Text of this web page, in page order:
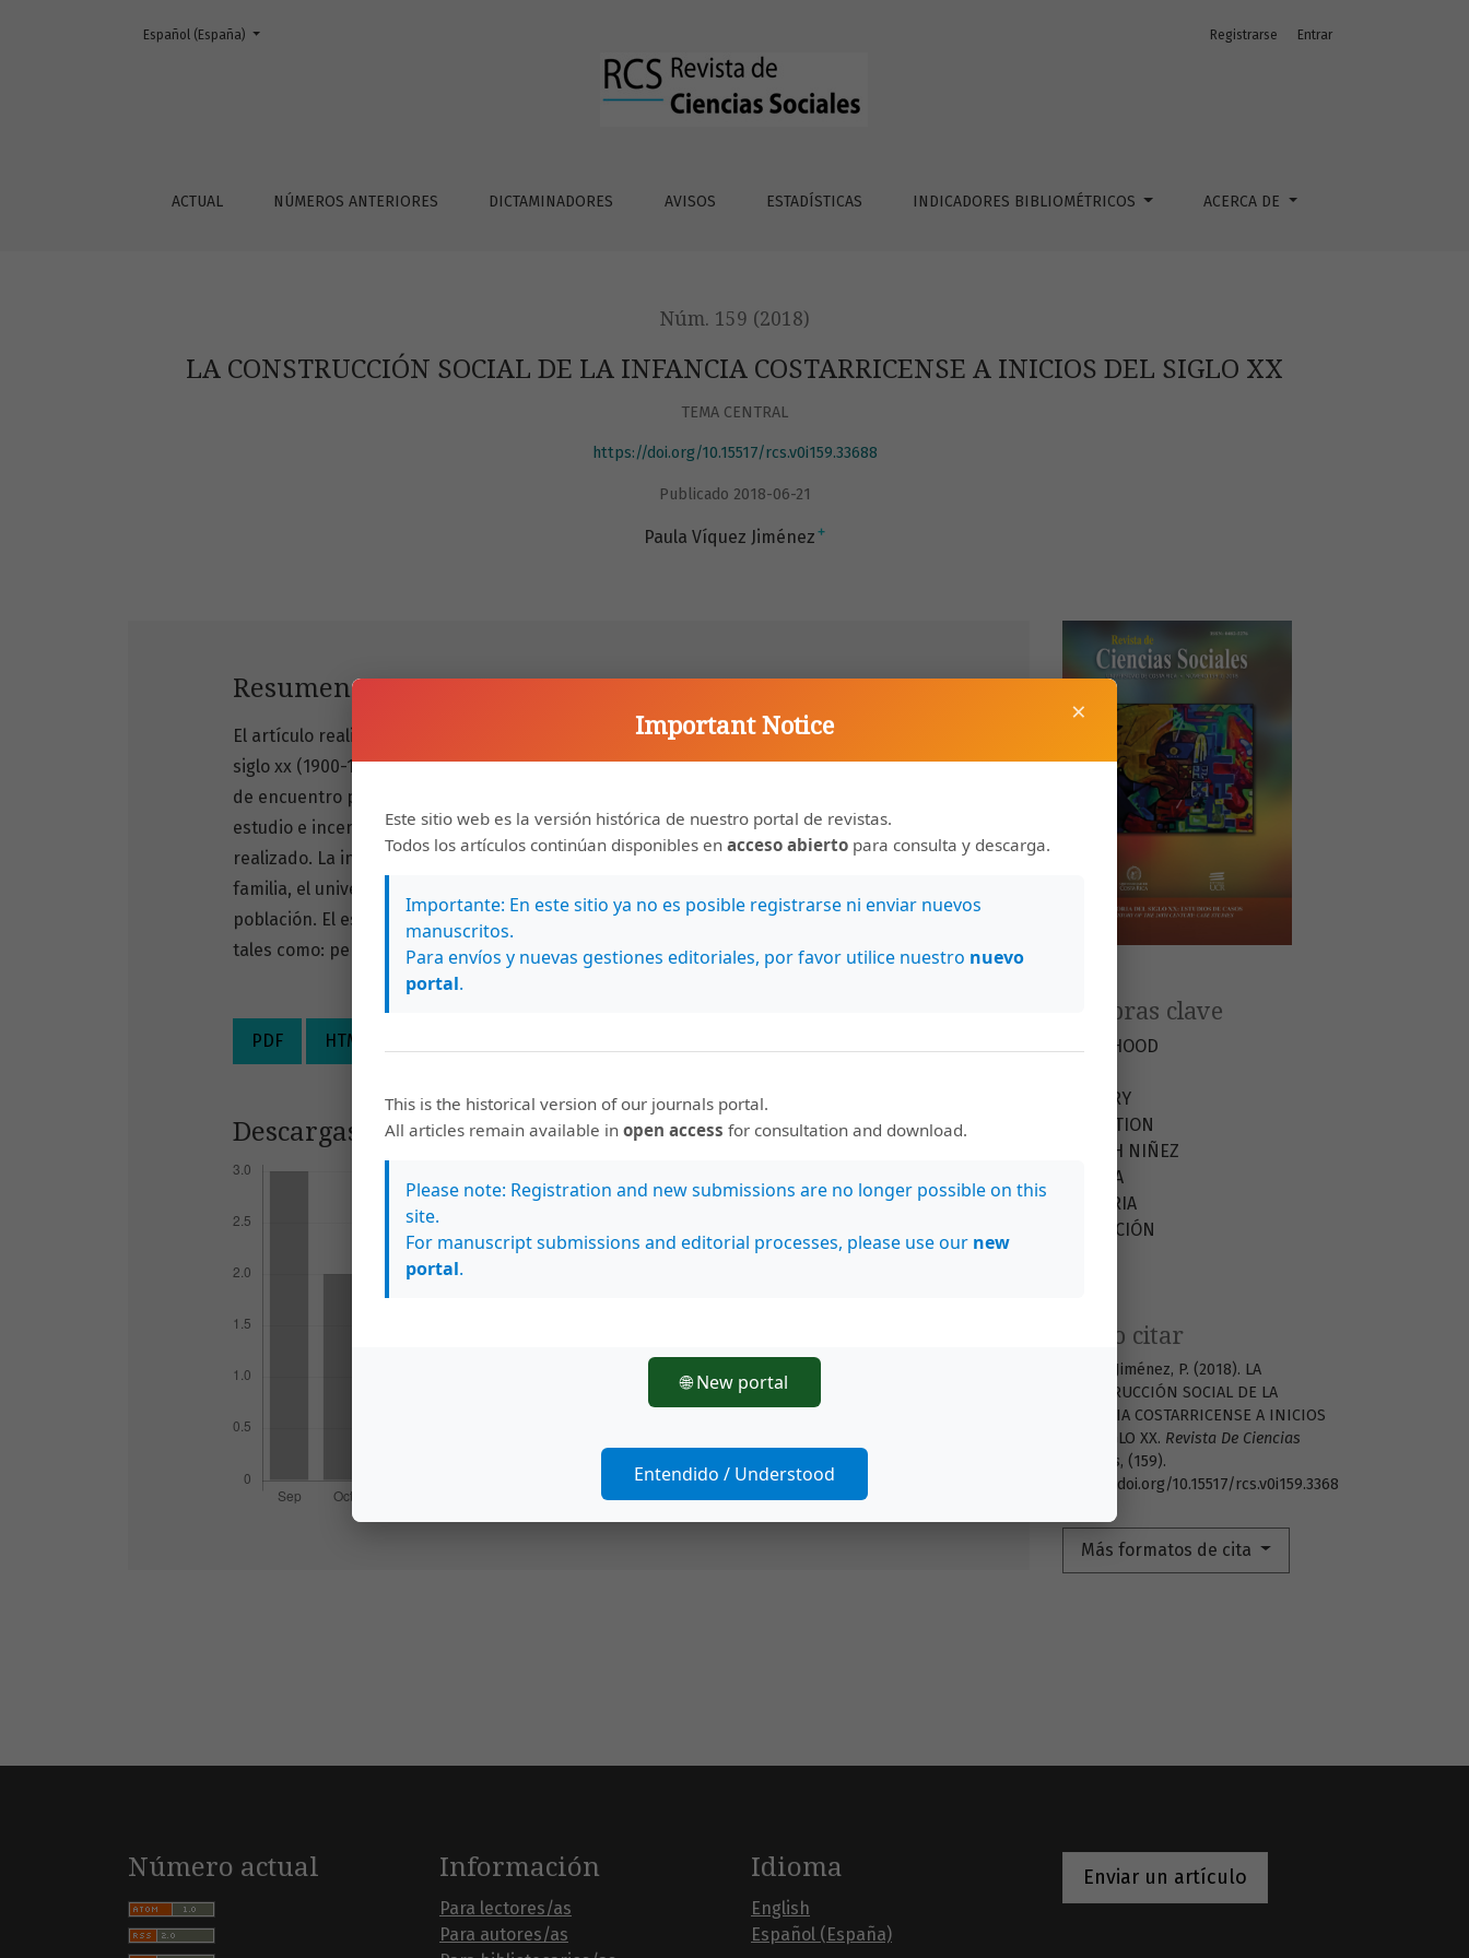
LA CONSTRUCCIÓN SOCIAL DE LA INFANCIA COSTARRICENSE A INICIOS DEL SIGLO XX
ACTUAL NÚMEROS ANTERIORES DICTAMINADORES AVISOS ESTADÍSTICAS INDICADORES BIBLIOMÉTRICOS ACERCA DE
Registrarse Entrar
Cambiar el idioma. El actual es:
Español (España)
Núm. 159 (2018)
LA CONSTRUCCIÓN SOCIAL DE LA INFANCIA COSTARRICENSE A INICIOS DEL SIGLO XX
TEMA CENTRAL
https://doi.org/10.15517/rcs.v0i159.33688
Publicado 2018-06-21
Paula Víquez Jiménez +
Palabras clave
CHILDHOOD
HISTORY
EDUCATION
HEALTH NIÑEZ
FAMILIA
HISTORIA
EDUCACIÓN
Cómo citar
Víquez Jiménez, P. (2018). LA
CONSTRUCCIÓN SOCIAL DE LA
INFANCIA COSTARRICENSE A INICIOS
DEL SIGLO XX. Revista De Ciencias
Sociales, (159).
https://doi.org/10.15517/rcs.v0i159.3368
Más formatos de cita
Resumen
El artículo realiza una síntesis de conceptos sobre la niñez en la primera mitad del
siglo xx (1900-1950) en la meseta central costarricense. El escrito busca ser un punto
de encuentro para otros estudios que desarrollen la temática en el periodo en
estudio e incentivar futuras investigaciones que amplíen y complementen el trabajo
realizado. La investigación se esquematiza en tres apartados: la concepción de
familia, el universo social que rodeaba a la niñez y la política estatal hacia esta
población. El estudio es de carácter exploratorio y se realizó con fuentes primarias
tales como: periódicos, leyes nacionales, revistas y expedientes judiciales.
PDF HTML
Descargas
Número actual Información
Para lectores/as
Para autores/as
Idioma
English
Español (España)
Enviar un artículo
×
Important Notice
Este sitio web es la versión histórica de nuestro portal de revistas.
Todos los artículos continúan disponibles en acceso abierto para consulta y descarga.
Importante: En este sitio ya no es posible registrarse ni enviar nuevos
manuscritos.
Para envíos y nuevas gestiones editoriales, por favor utilice nuestro nuevo
portal.
This is the historical version of our journals portal.
All articles remain available in open access for consultation and download.
Please note: Registration and new submissions are no longer possible on this
site.
For manuscript submissions and editorial processes, please use our new
portal.
🌐 New portal
Entendido / Understood